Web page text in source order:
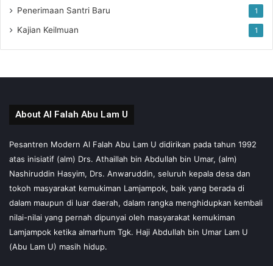
Penerimaan Santri Baru 1
Kajian Keilmuan 1
About Al Falah Abu Lam U
Pesantren Modern Al Falah Abu Lam U didirikan pada tahun 1992
atas inisiatif (alm) Drs. Athaillah bin Abdullah bin Umar, (alm)
Nashiruddin Hasyim, Drs. Anwaruddin, seluruh kepala desa dan
tokoh masyarakat kemukiman Lamjampok, baik yang berada di
dalam maupun di luar daerah, dalam rangka menghidupkan kembali
nilai-nilai yang pernah dipunyai oleh masyarakat kemukiman
Lamjampok ketika almarhum Tgk. Haji Abdullah bin Umar Lam U
(Abu Lam U) masih hidup.